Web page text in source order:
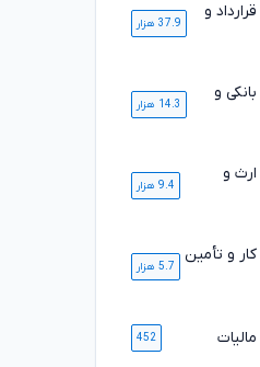
پیشنهاد بنیاد وکلا
و
37.9 هزار
و
14.3 هزار
و
9.4 هزار
و تأمین
5.7 هزار
452